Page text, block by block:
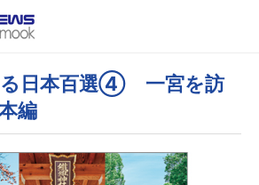
る日本百選④ 一宮を訪
編